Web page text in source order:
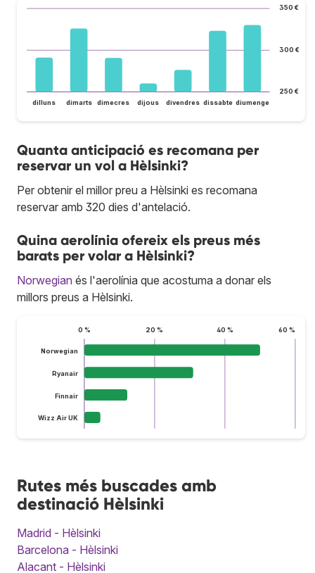
250 €
300 €
350 €
dilluns dimarts dimecres dijous divendres dissabte diumenge
Quanta anticipació es recomana per
reservar un vol a Hèlsinki?
Per obtenir el millor preu a Hèlsinki es recomana
reservar amb 320 dies d'antelació.
Quina aerolínia ofereix els preus més
barats per volar a Hèlsinki?
Norwegian és l'aerolínia que acostuma a donar els
millors preus a Hèlsinki.
0 % 20 % 40 % 60 %
Norwegian
Ryanair
Finnair
Wizz Air UK
Rutes més buscades amb
destinació Hèlsinki
Madrid - Hèlsinki
Barcelona - Hèlsinki
Alacant - Hèlsinki